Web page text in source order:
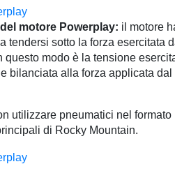
motore Powerplay: il motore
tendersi sotto la forza esercitata
modo è la tensione
bilanciata alla forza applicata
utilizzare pneumatici nel
di Rocky Mountain.